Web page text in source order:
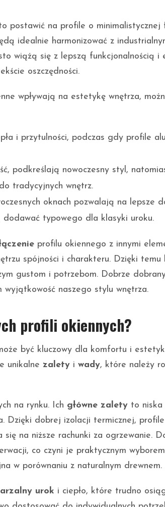
postawić na profile o minimalistycznej
idealnie harmonizować z
wiążą się z lepszą funkcjonalnością i
oszczędności.
wpływają na estetykę wnętrza,
i przytulności, podczas gdy profile
podkreślają nowoczesny styl,
tradycyjnych wnętrz.
oknach pozwalają na lepsze
typowego dla klasyki uroku.
profilu okiennego z innymi
spójności i charakteru. Dzięki
gustom i potrzebom. Dobrze
naszego stylu wnętrza.
profili okiennych?
być kluczowy dla komfortu i
unikalne zalety i wady, które należy
na rynku. Ich główne zalety to niska
Dzięki dobrej izolacji termicznej,
się na niższe rachunki za ogrzewanie.
co czyni je praktycznym
w porównaniu z naturalnym drewnem.
urok i ciepło, które trudno